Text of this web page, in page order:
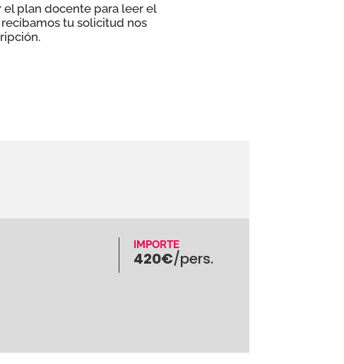
el plan docente para leer el
tu solicitud nos
IMPORTE
420€/pers.